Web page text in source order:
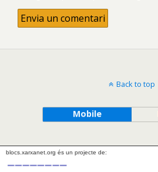
Back to top
Mobile
blocs.xarxanet.org és un projecte de: